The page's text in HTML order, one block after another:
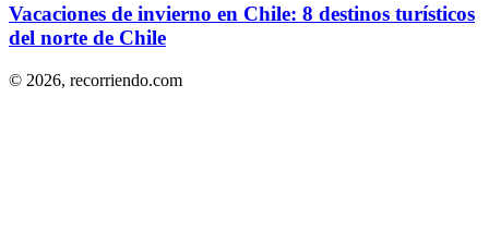
Vacaciones de invierno en Chile: 8 destinos turísticos
del norte de Chile
© 2026, recorriendo.com